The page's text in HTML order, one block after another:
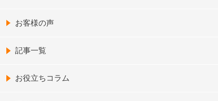
お客様の声
記事一覧
お役立ちコラム